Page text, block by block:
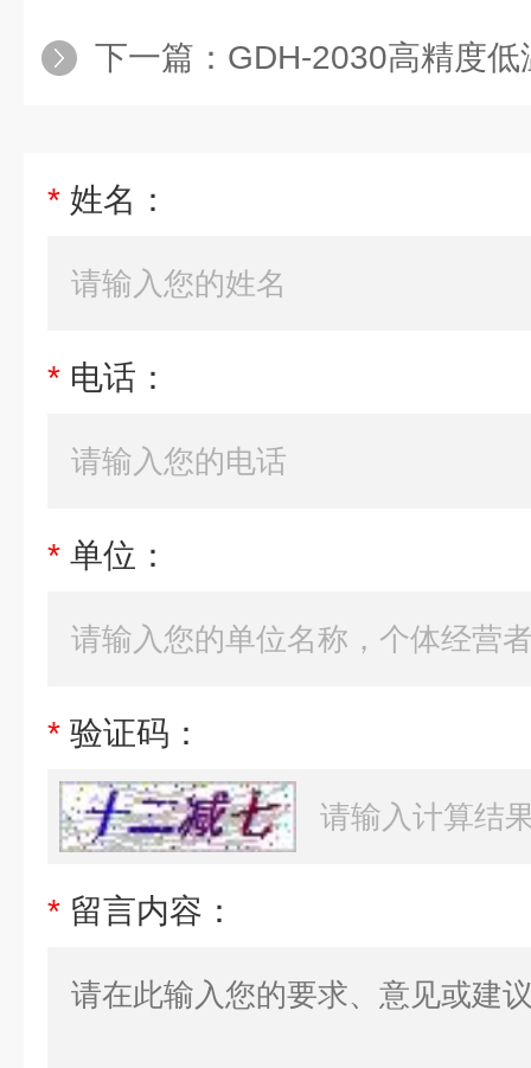
下一篇： GDH-2030高精度低
* 姓名：
* 电话：
* 单位：
* 验证码：
* 留言内容：